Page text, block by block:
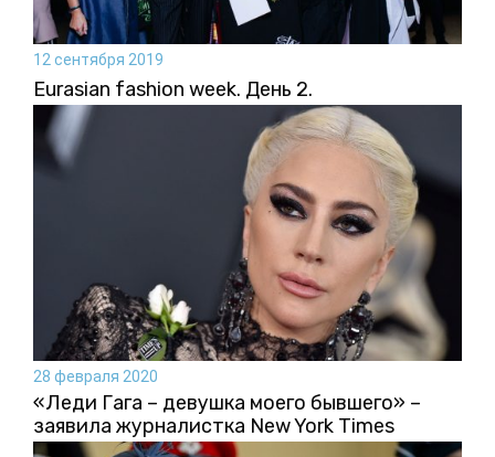
12 сентября 2019
Eurasian fashion week. День 2.
28 февраля 2020
«Леди Гага – девушка моего бывшего» –
заявила журналистка New York Times